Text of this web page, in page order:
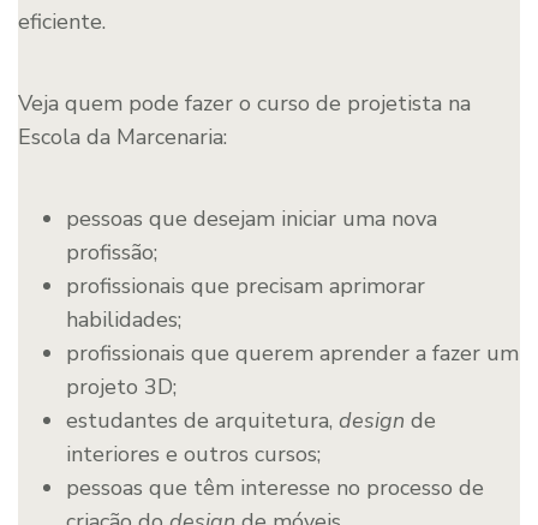
eficiente.
Veja quem pode fazer o curso de projetista na
Escola da Marcenaria:
pessoas que desejam iniciar uma nova
profissão;
profissionais que precisam aprimorar
habilidades;
profissionais que querem aprender a fazer um
projeto 3D;
estudantes de arquitetura, design de
interiores e outros cursos;
pessoas que têm interesse no processo de